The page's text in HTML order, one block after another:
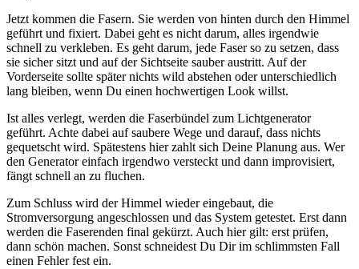
Jetzt kommen die Fasern. Sie werden von hinten durch den Himmel
geführt und fixiert. Dabei geht es nicht darum, alles irgendwie
schnell zu verkleben. Es geht darum, jede Faser so zu setzen, dass
sie sicher sitzt und auf der Sichtseite sauber austritt. Auf der
Vorderseite sollte später nichts wild abstehen oder unterschiedlich
lang bleiben, wenn Du einen hochwertigen Look willst.
Ist alles verlegt, werden die Faserbündel zum Lichtgenerator
geführt. Achte dabei auf saubere Wege und darauf, dass nichts
gequetscht wird. Spätestens hier zahlt sich Deine Planung aus. Wer
den Generator einfach irgendwo versteckt und dann improvisiert,
fängt schnell an zu fluchen.
Zum Schluss wird der Himmel wieder eingebaut, die
Stromversorgung angeschlossen und das System getestet. Erst dann
werden die Faserenden final gekürzt. Auch hier gilt: erst prüfen,
dann schön machen. Sonst schneidest Du Dir im schlimmsten Fall
einen Fehler fest ein.